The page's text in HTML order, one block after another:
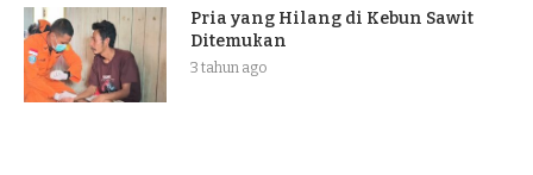
Pria yang Hilang di Kebun Sawit
Ditemukan
3 tahun ago